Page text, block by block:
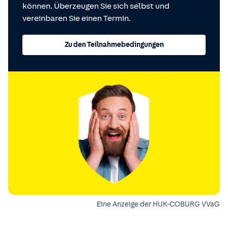
können. Überzeugen Sie sich selbst und
vereinbaren Sie einen Termin.
Zu den Teilnahmebedingungen
Eine Anzeige der HUK-COBURG VVaG